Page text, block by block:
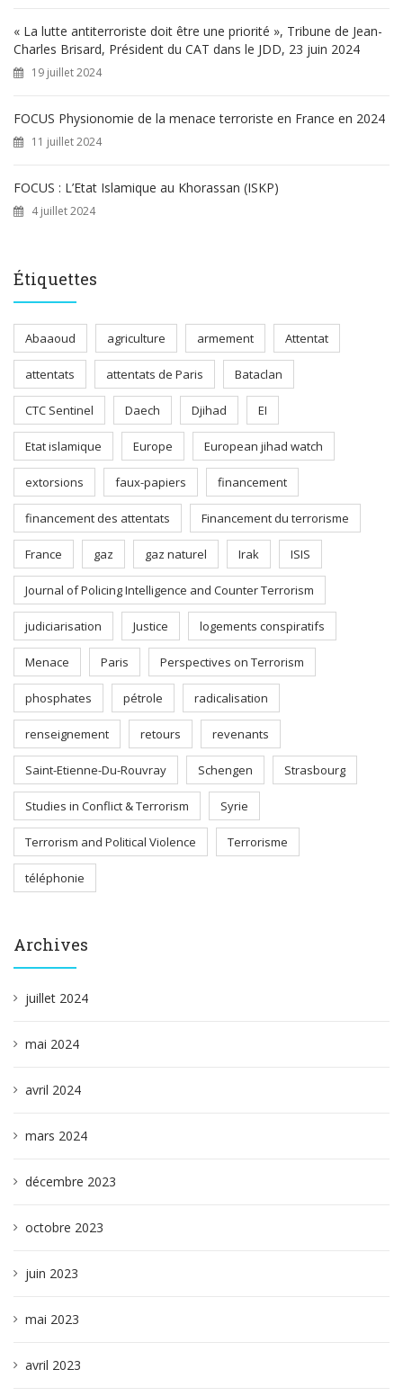
« La lutte antiterroriste doit être une priorité », Tribune de Jean-
Charles Brisard, Président du CAT dans le JDD, 23 juin 2024
19 juillet 2024
FOCUS Physionomie de la menace terroriste en France en 2024
11 juillet 2024
FOCUS : L’Etat Islamique au Khorassan (ISKP)
4 juillet 2024
Étiquettes
Abaaoud agriculture armement Attentat
attentats attentats de Paris Bataclan
CTC Sentinel Daech Djihad EI
Etat islamique Europe European jihad watch
extorsions faux-papiers financement
financement des attentats Financement du terrorisme
France gaz gaz naturel Irak ISIS
Journal of Policing Intelligence and Counter Terrorism
judiciarisation Justice logements conspiratifs
Menace Paris Perspectives on Terrorism
phosphates pétrole radicalisation
renseignement retours revenants
Saint-Etienne-Du-Rouvray Schengen Strasbourg
Studies in Conflict & Terrorism Syrie
Terrorism and Political Violence Terrorisme
téléphonie
Archives
juillet 2024
mai 2024
avril 2024
mars 2024
décembre 2023
octobre 2023
juin 2023
mai 2023
avril 2023